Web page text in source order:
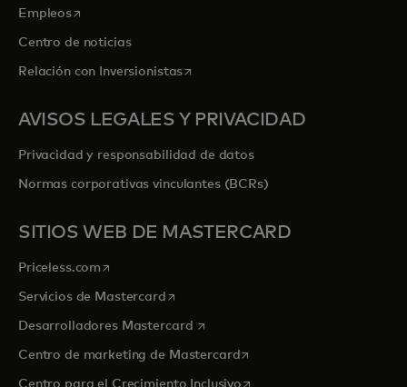
Empleosse abre en una pestaña nueva
Centro de noticias
Relación con Inversionistasse abre en una pestaña nueva
AVISOS LEGALES Y PRIVACIDAD
Privacidad y responsabilidad de datos
Normas corporativas vinculantes (BCRs)
SITIOS WEB DE MASTERCARD
Priceless.com se abre en una pestaña nueva
Servicios de Mastercardse abre en una pestaña nueva
Desarrolladores Mastercard se abre en una pestaña nueva
Centro de marketing de Mastercardse abre en una pestaña
Centro para el Crecimiento Inclusivose abre en una pestaña